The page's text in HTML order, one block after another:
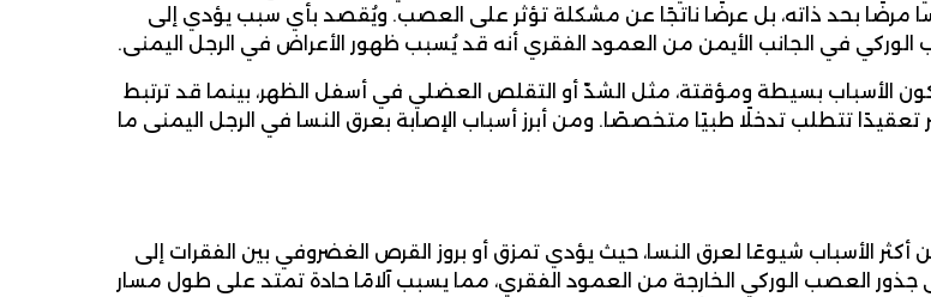
مرضًا بحد ذاته، بل عرضًا ناتجًا عن مشكلة تؤثر على العصب. ويُقصد بأي سبب يؤدي إلى
في الجانب الأيمن من العمود الفقري أنه قد يُسبب ظهور الأعراض في الرجل اليمنى.
الأسباب بسيطة ومؤقتة، مثل الشدّ أو التقلص العضلي في أسفل الظهر، بينما قد ترتبط
تعقيدًا تتطلب تدخلًا طبيًا متخصصًا. ومن أبرز أسباب الإصابة بعرق النسا في الرجل اليمنى ما
أكثر الأسباب شيوعًا لعرق النسا، حيث يؤدي تمزق أو بروز القرص الغضروفي بين الفقرات إلى
العصب الوركي الخارجة من العمود الفقري، مما يسبب آلامًا حادة تمتد على طول مسار